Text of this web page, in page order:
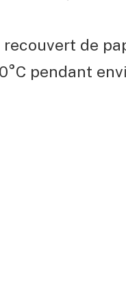
recouvert de
pendant